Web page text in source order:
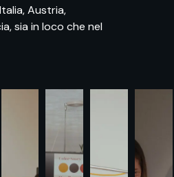
Austria,
sia in loco che nel